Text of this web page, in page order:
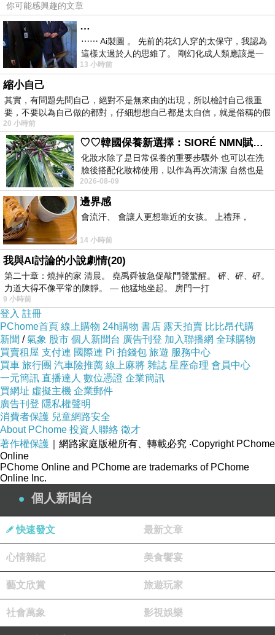
你可能感興趣的文章
…
⋯⋯ Ai製圖 。 先前的花幻人穿的太保守，我認為
這樣太過於人的思維了。 剛幻化成人類應該是一
絲不掛吧？ 當然這樣是創不出
13 小時前
縮小自己
其實，有問題先問自己，絕對不是無來由的出現，所以檢討自己很重
要，不要以為自己做的都對，仔細想想自己都是太自信，就是俗稱的假
20 小時前
♡♡韓國保養新選擇：SIORÉ NMN賦活泡泡化妝水♡♡
化妝水除了是日常保養的重要步驟外 也可以在洗
臉後搭配化妝棉使用，以作為再次清潔 自然也是
我的保養必備品項 不過，我對於化妝
2026-08-09
邊界感
會流汗、 會讓人更想靠近的女孩。 上禮拜，
14 小時前
我與AI討論的小說劇情(20)
第二十章：燒掉的家 清晨。 堯禹舜被急促敲門聲驚醒。 砰、砰、砰。
力道大得不像平常的陳靜。 — 他猛地坐起。 房門一打
9 小時前
登入 註冊
PChome首頁 線上購物 24h購物 書店 露天拍賣 比比昂代購
新聞 /氣象 股市 個人新聞台 廣告刊登 加入聯播網 全球購物
買賣租屋 支付連 國際連 Pi 拍錢包 旅遊 服務中心
買車 旅行團 汽車險推薦 線上麻將 雜誌 星座命理 會員中心
一元簡訊 直播達人 數位憑證 企業簡訊
買網址 虛擬主機 企業郵件
廣告刊登 隱私權聲明
消費者保護 兒童網路安全
About PChome 投資人聯絡 徵才
著作權保護 ｜網路家庭版權所有、轉載必究 ‧Copyright PChome
Online
PChome Online and PChome are trademarks of PChome
Online Inc.
個人新聞台
快速發文 最新文章
心情雜記 美食饗宴
藝文欣賞 旅遊玩家
社會萬象 影視娛樂